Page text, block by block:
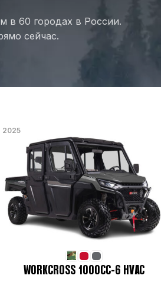
с регулировкой скорости
сжатия и отбоя
2025
в 60 городах в России.
сейчас.
2025
WORKCROSS 1000CC-6 HVAC